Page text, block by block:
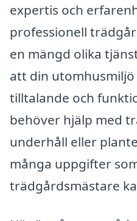
expertis och
professionell
en mängd olika
att din
tilltalande och
behöver hjälp med
underhåll eller
många uppgifter
trädgårdsmästare